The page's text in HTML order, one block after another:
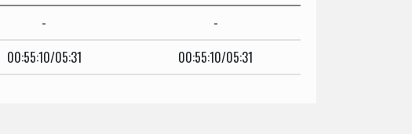
-
-
00:55:10/05:31 00:55:10/05:31